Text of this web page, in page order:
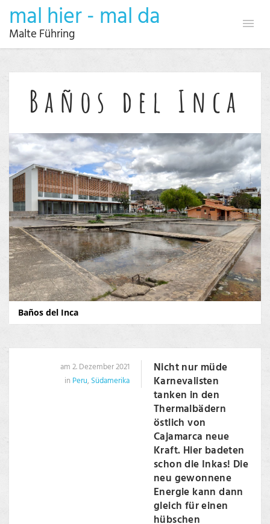
mal hier - mal da
Malte Führing
Baños del Inca
Baños del Inca
am 2. Dezember 2021
in Peru, Südamerika
Nicht nur müde
Karnevalisten
tanken in den
Thermalbädern
östlich von
Cajamarca neue
Kraft. Hier badeten
schon die Inkas! Die
neu gewonnene
Energie kann dann
gleich für einen
hübschen